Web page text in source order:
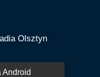
Olsztyn
Android